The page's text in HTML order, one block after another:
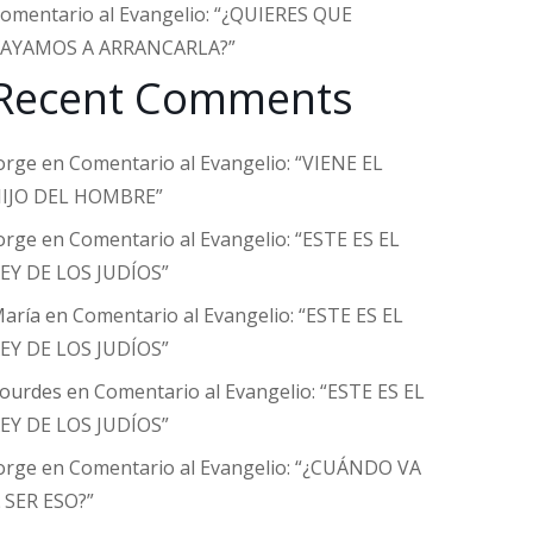
al Evangelio: “¿QUIERES QUE
A ARRANCARLA?”
Comments
enComentario al Evangelio: “VIENE EL
DEL HOMBRE”
enComentario al Evangelio: “ESTE ES EL
DE LOS JUDÍOS”
enComentario al Evangelio: “ESTE ES EL
DE LOS JUDÍOS”
enComentario al Evangelio: “ESTE ES EL
DE LOS JUDÍOS”
enComentario al Evangelio: “¿CUÁNDO VA
ESO?”